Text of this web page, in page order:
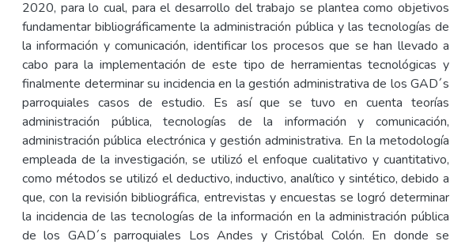
2020, para lo cual, para el desarrollo del trabajo se plantea como objetivos
fundamentar bibliográficamente la administración pública y las tecnologías de
la información y comunicación, identificar los procesos que se han llevado a
cabo para la implementación de este tipo de herramientas tecnológicas y
finalmente determinar su incidencia en la gestión administrativa de los GAD´s
parroquiales casos de estudio. Es así que se tuvo en cuenta teorías
administración pública, tecnologías de la información y comunicación,
administración pública electrónica y gestión administrativa. En la metodología
empleada de la investigación, se utilizó el enfoque cualitativo y cuantitativo,
como métodos se utilizó el deductivo, inductivo, analítico y sintético, debido a
que, con la revisión bibliográfica, entrevistas y encuestas se logró determinar
la incidencia de las tecnologías de la información en la administración pública
de los GAD´s parroquiales Los Andes y Cristóbal Colón. En donde se